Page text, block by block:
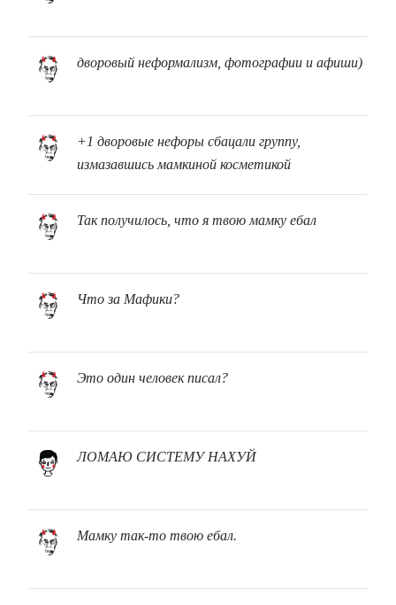
дворовый неформализм, фотографии и афиши)
+1 дворовые нефоры сбацали группу,
измазавшись мамкиной косметикой
Так получилось, что я твою мамку ебал
Что за Мафики?
Это один человек писал?
ЛОМАЮ СИСТЕМУ НАХУЙ
Мамку так-то твою ебал.